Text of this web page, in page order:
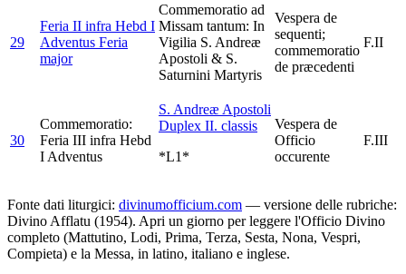
29
Feria II infra Hebd I
Adventus Feria
major
Commemoratio ad
Missam tantum: In
Vigilia S. Andreæ
Apostoli & S.
Saturnini Martyris
Vespera de
sequenti;
commemoratio
de præcedenti
F.II
30
Commemoratio:
Feria III infra Hebd
I Adventus
S. Andreæ Apostoli
Duplex II. classis
*L1*
Vespera de
Officio
occurente
F.III
Fonte dati liturgici: divinumofficium.com — versione delle rubriche:
Divino Afflatu (1954). Apri un giorno per leggere l'Officio Divino
completo (Mattutino, Lodi, Prima, Terza, Sesta, Nona, Vespri,
Compieta) e la Messa, in latino, italiano e inglese.